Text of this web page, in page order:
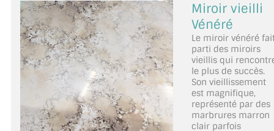
Miroir vieilli
Vénéré
Le miroir vénéré
parti des miroirs
vieillis qui
le plus de succès.
Son vieillissement
est magnifique,
représenté par des
marbrures marron
clair parfois